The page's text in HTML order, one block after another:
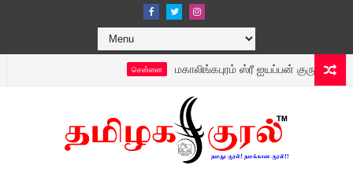
மகாலிங்கபுரம் ஸ்ரீ ஐயப்பன் குருவாயூரப்பன்